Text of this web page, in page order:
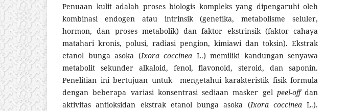
Penuaan kulit adalah proses biologis kompleks yang dipengaruhi oleh
kombinasi endogen atau intrinsik (genetika, metabolisme seluler,
hormon, dan proses metabolik) dan faktor ekstrinsik (faktor cahaya
matahari kronis, polusi, radiasi pengion, kimiawi dan toksin). Ekstrak
etanol bunga asoka (Ixora coccinea L.) memiliki kandungan senyawa
metabolit sekunder alkaloid, fenol, flavonoid, steroid, dan saponin.
Penelitian ini bertujuan untuk mengetahui karakteristik fisik formula
dengan beberapa variasi konsentrasi sediaan masker gel peel-off dan
aktivitas antioksidan ekstrak etanol bunga asoka (Ixora coccinea L.).